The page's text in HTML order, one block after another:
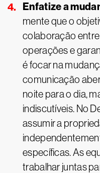
Enfatize a
mente que o
colaboração
operações e
é focar na
comunicação
noite para o dia,
indiscutíveis. No
assumir a
específicas. As
trabalhar juntas